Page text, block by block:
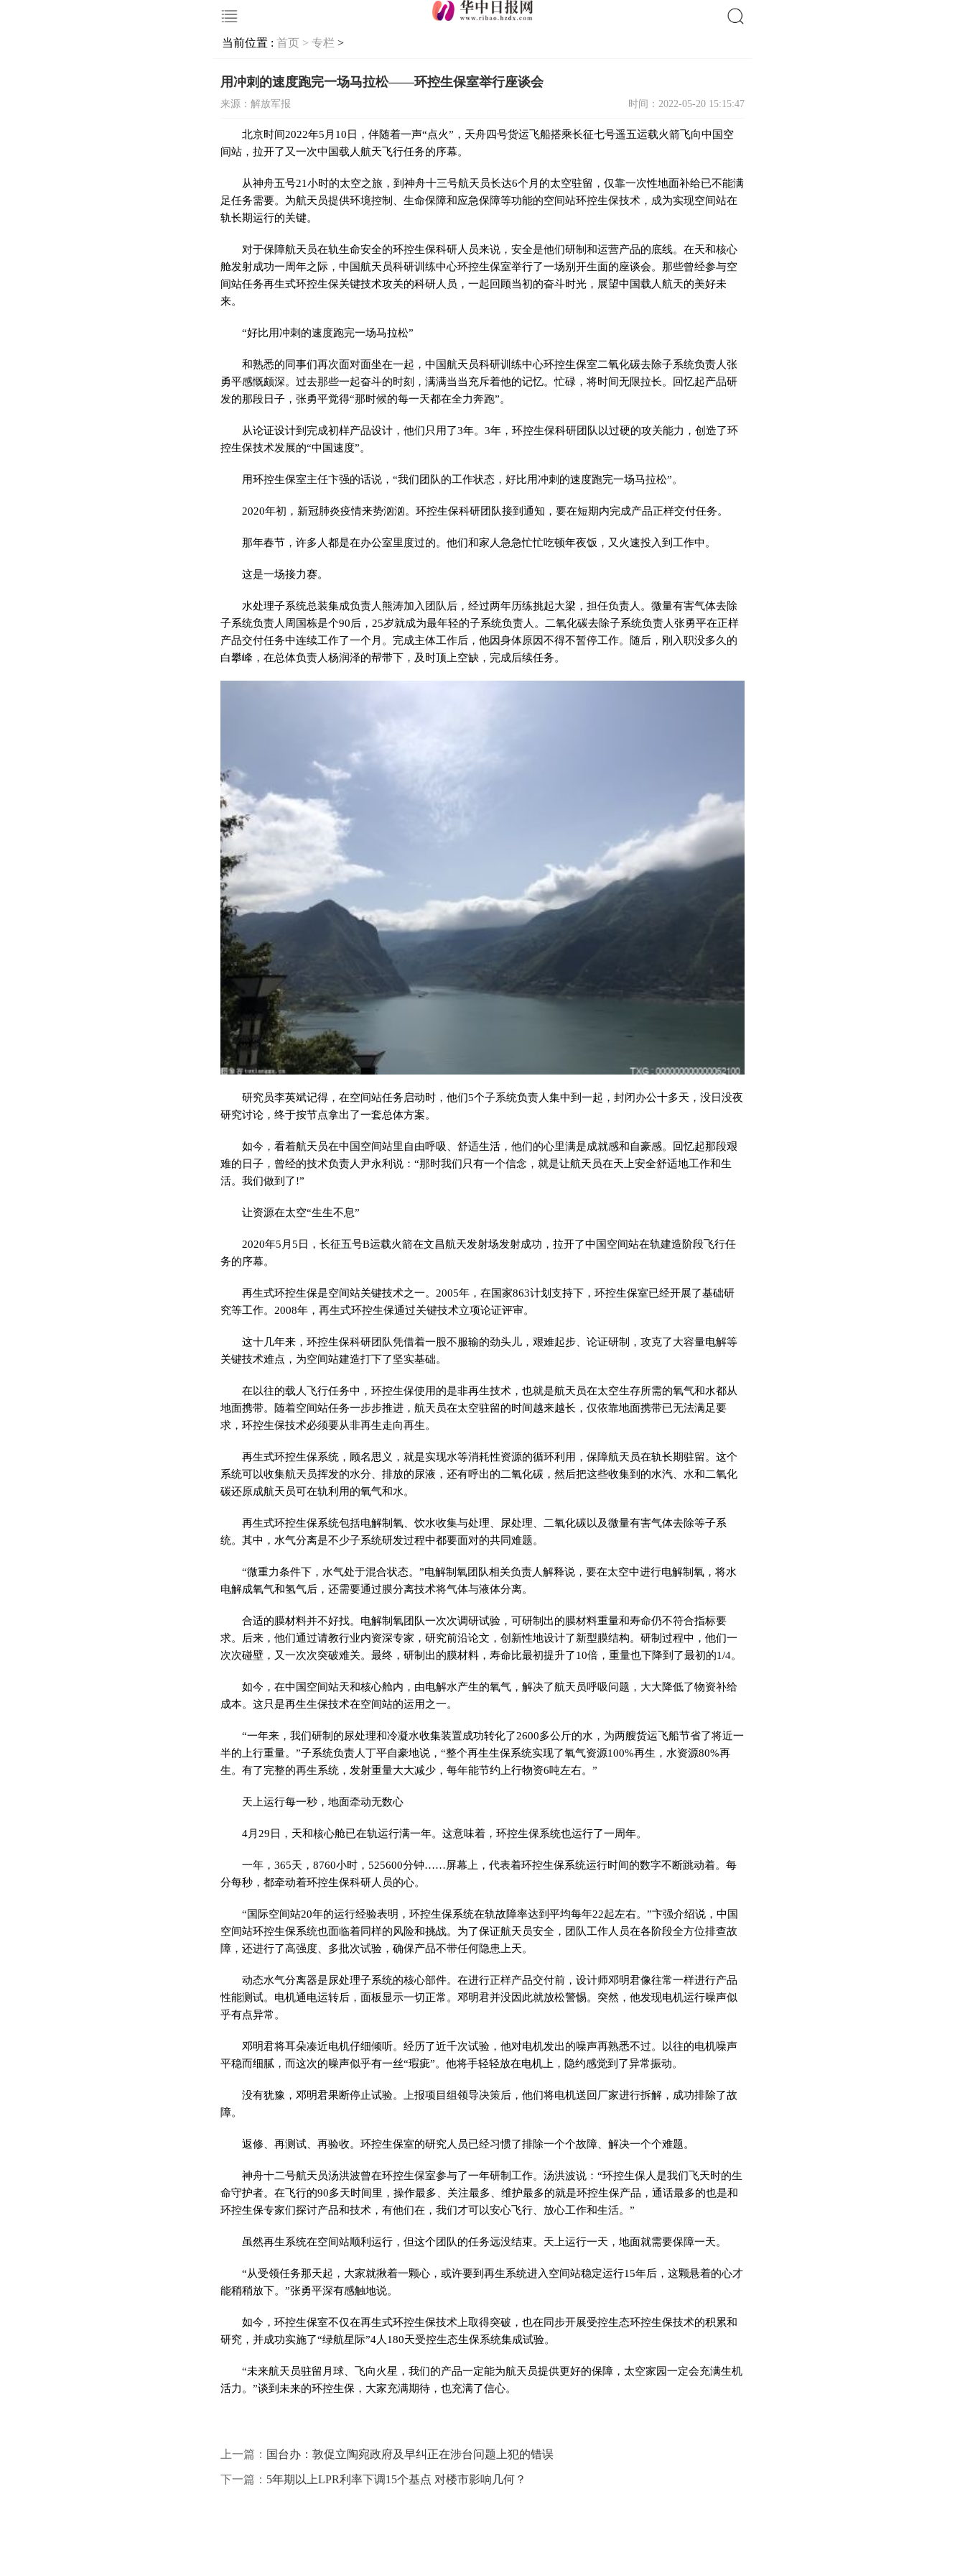
当前位置 : 首页 > 专栏 >
用冲刺的速度跑完一场马拉松——环控生保室举行座谈会
来源：解放军报 时间：2022-05-20 15:15:47
北京时间2022年5月10日，伴随着一声“点火”，天舟四号货运飞船搭乘长征七号遥五运载火箭飞向中国空
间站，拉开了又一次中国载人航天飞行任务的序幕。
从神舟五号21小时的太空之旅，到神舟十三号航天员长达6个月的太空驻留，仅靠一次性地面补给已不能满
足任务需要。为航天员提供环境控制、生命保障和应急保障等功能的空间站环控生保技术，成为实现空间站在
轨长期运行的关键。
对于保障航天员在轨生命安全的环控生保科研人员来说，安全是他们研制和运营产品的底线。在天和核心
舱发射成功一周年之际，中国航天员科研训练中心环控生保室举行了一场别开生面的座谈会。那些曾经参与空
间站任务再生式环控生保关键技术攻关的科研人员，一起回顾当初的奋斗时光，展望中国载人航天的美好未
来。
“好比用冲刺的速度跑完一场马拉松”
和熟悉的同事们再次面对面坐在一起，中国航天员科研训练中心环控生保室二氧化碳去除子系统负责人张
勇平感慨颇深。过去那些一起奋斗的时刻，满满当当充斥着他的记忆。忙碌，将时间无限拉长。回忆起产品研
发的那段日子，张勇平觉得“那时候的每一天都在全力奔跑”。
从论证设计到完成初样产品设计，他们只用了3年。3年，环控生保科研团队以过硬的攻关能力，创造了环
控生保技术发展的“中国速度”。
用环控生保室主任卞强的话说，“我们团队的工作状态，好比用冲刺的速度跑完一场马拉松”。
2020年初， 新冠肺炎疫情来势汹汹。环控生保科研团队接到通知，要在短期内完成产品正样交付任务。
那年春节，许多人都是在办公室里度过的。他们和家人急急忙忙吃顿年夜饭，又火速投入到工作中。
这是一场接力赛。
水处理子系统总装集成负责人熊涛加入团队后，经过两年历练挑起大梁，担任负责人。微量有害气体去除
子系统负责人周国栋是个90后，25岁就成为最年轻的子系统负责人。二氧化碳去除子系统负责人张勇平在正样
产品交付任务中连续工作了一个月。完成主体工作后，他因身体原因不得不暂停工作。随后，刚入职没多久的
白攀峰，在总体负责人杨润泽的帮带下，及时顶上空缺，完成后续任务。
研究员李英斌记得，在空间站任务启动时，他们5个子系统负责人集中到一起，封闭办公十多天，没日没夜
研究讨论，终于按节点拿出了一套总体方案。
如今，看着航天员在中国空间站里自由呼吸、舒适生活，他们的心里满是成就感和自豪感。回忆起那段艰
难的日子，曾经的技术负责人尹永利说：“那时我们只有一个信念，就是让航天员在天上安全舒适地工作和生
活。我们做到了!”
让资源在太空“生生不息”
2020年5月5日，长征五号B运载火箭在文昌航天发射场发射成功，拉开了中国空间站在轨建造阶段飞行任
务的序幕。
再生式环控生保是空间站关键技术之一。2005年，在国家863计划支持下，环控生保室已经开展了基础研
究等工作。2008年，再生式环控生保通过关键技术立项论证评审。
这十几年来，环控生保科研团队凭借着一股不服输的劲头儿，艰难起步、论证研制，攻克了大容量电解等
关键技术难点，为空间站建造打下了坚实基础。
在以往的载人飞行任务中，环控生保使用的是非再生技术，也就是航天员在太空生存所需的氧气和水都从
地面携带。随着空间站任务一步步推进，航天员在太空驻留的时间越来越长，仅依靠地面携带已无法满足要
求，环控生保技术必须要从非再生走向再生。
再生式环控生保系统，顾名思义，就是实现水等消耗性资源的循环利用，保障航天员在轨长期驻留。这个
系统可以收集航天员挥发的水分、排放的尿液，还有呼出的二氧化碳，然后把这些收集到的水汽、水和二氧化
碳还原成航天员可在轨利用的氧气和水。
再生式环控生保系统包括电解制氧、饮水收集与处理、尿处理、二氧化碳以及微量有害气体去除等子系
统。其中，水气分离是不少子系统研发过程中都要面对的共同难题。
“微重力条件下，水气处于混合状态。”电解制氧团队相关负责人解释说，要在太空中进行电解制氧，将水
电解成氧气和氢气后，还需要通过膜分离技术将气体与液体分离。
合适的膜材料并不好找。电解制氧团队一次次调研试验，可研制出的膜材料重量和寿命仍不符合指标要
求。后来，他们通过请教行业内资深专家，研究前沿论文，创新性地设计了新型膜结构。研制过程中，他们一
次次碰壁，又一次次突破难关。最终，研制出的膜材料，寿命比最初提升了10倍，重量也下降到了最初的1/4。
如今，在中国空间站天和核心舱内，由电解水产生的氧气，解决了航天员呼吸问题， 大大降低了物资补给
成本。这只是再生生保技术在空间站的运用之一。
“一年来，我们研制的尿处理和冷凝水收集装置成功转化了2600多公斤的水，为两艘货运飞船节省了将近一
半的上行重量。”子系统负责人丁平自豪地说，“整个再生生保系统实现了氧气资源100%再生，水资源80%再
生。有了完整的再生系统，发射重量大大减少，每年能节约上行物资6吨左右。”
天上运行每一秒，地面牵动无数心
4月29日，天和核心舱已在轨运行满一年。这意味着，环控生保系统也运行了一周年。
一年，365天，8760小时，525600分钟……屏幕上，代表着环控生保系统运行时间的数字不断跳动着。每
分每秒，都牵动着环控生保科研人员的心。
“国际空间站20年的运行经验表明，环控生保系统在轨故障率达到平均每年22起左右。”卞强介绍说，中国
空间站环控生保系统也面临着同样的风险和挑战。为了保证航天员安全，团队工作人员在各阶段全方位排查故
障，还进行了高强度、多批次试验，确保产品不带任何隐患上天。
动态水气分离器是尿处理子系统的核心部件。在进行正样产品交付前，设计师邓明君像往常一样进行产品
性能测试。电机通电运转后，面板显示一切正常。邓明君并没因此就放松警惕。突然，他发现电机运行噪声似
乎有点异常。
邓明君将耳朵凑近电机仔细倾听。经历了近千次试验，他对电机发出的噪声再熟悉不过。以往的电机噪声
平稳而细腻，而这次的噪声似乎有一丝“瑕疵”。他将手轻轻放在电机上，隐约感觉到了异常振动。
没有犹豫，邓明君果断停止试验。上报项目组领导决策后，他们将电机送回厂家进行拆解，成功排除了故
障。
返修、再测试、再验收。环控生保室的研究人员已经习惯了排除一个个故障、解决一个个难题。
神舟十二号航天员汤洪波曾在环控生保室参与了一年研制工作。汤洪波说：“环控生保人是我们飞天时的生
命守护者。在飞行的90多天时间里，操作最多、关注最多、维护最多的就是环控生保产品，通话最多的也是和
环控生保专家们探讨产品和技术，有他们在，我们才可以安心飞行、放心工作和生活。”
虽然再生系统在空间站顺利运行，但这个团队的任务远没结束。天上运行一天，地面就需要保障一天。
“从受领任务那天起，大家就揪着一颗心，或许要到再生系统进入空间站稳定运行15年后，这颗悬着的心才
能稍稍放下。”张勇平深有感触地说。
如今，环控生保室不仅在再生式环控生保技术上取得突破，也在同步开展受控生态环控生保技术的积累和
研究，并成功实施了“绿航星际”4人180天受控生态生保系统集成试验。
“未来航天员驻留月球、飞向火星，我们的产品一定能为航天员提供更好的保障，太空家园一定会充满生机
活力。”谈到未来的环控生保，大家充满期待，也充满了信心。
上一篇： 国台办：敦促立陶宛政府及早纠正在涉台问题上犯的错误
下一篇： 5年期以上LPR利率下调15个基点 对楼市影响几何？